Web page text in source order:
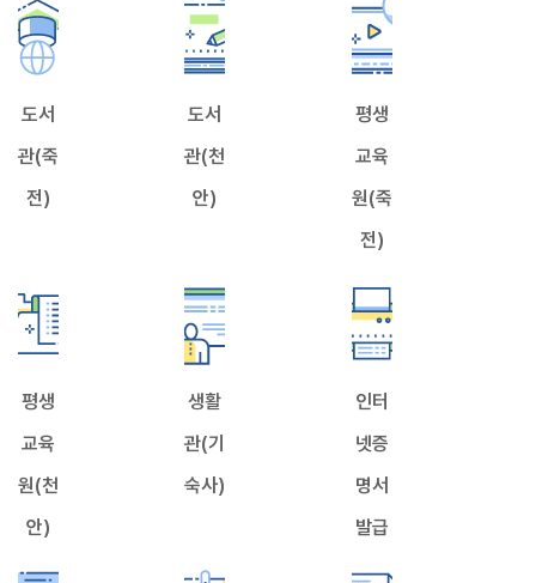
도서
관(죽
전)
도서
관(천
안)
평생
교육
원(죽
전)
평생
교육
원(천
안)
생활
관(기
숙사)
인터
넷증
명서
발급